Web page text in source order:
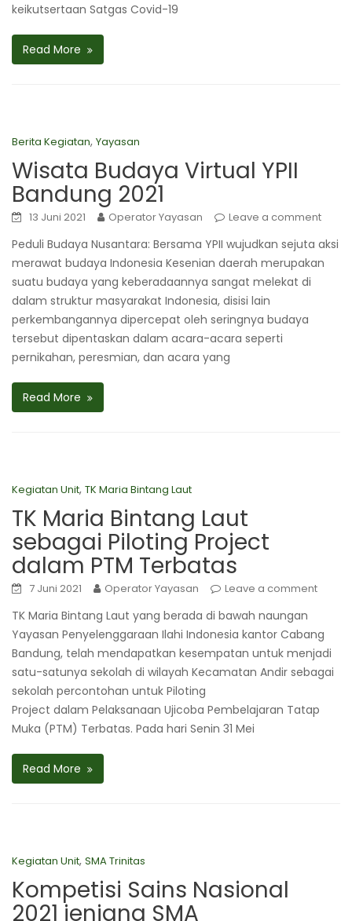
keikutsertaan Satgas Covid-19
Read More
Berita Kegiatan, Yayasan
Wisata Budaya Virtual YPII
Bandung 2021
13 Juni 2021 Operator Yayasan Leave a comment
Peduli Budaya Nusantara: Bersama YPII wujudkan sejuta aksi
merawat budaya Indonesia Kesenian daerah merupakan
suatu budaya yang keberadaannya sangat melekat di
dalam struktur masyarakat Indonesia, disisi lain
perkembangannya dipercepat oleh seringnya budaya
tersebut dipentaskan dalam acara-acara seperti
pernikahan, peresmian, dan acara yang
Read More
Kegiatan Unit, TK Maria Bintang Laut
TK Maria Bintang Laut
sebagai Piloting Project
dalam PTM Terbatas
7 Juni 2021 Operator Yayasan Leave a comment
TK Maria Bintang Laut yang berada di bawah naungan
Yayasan Penyelenggaraan Ilahi Indonesia kantor Cabang
Bandung, telah mendapatkan kesempatan untuk menjadi
satu-satunya sekolah di wilayah Kecamatan Andir sebagai
sekolah percontohan untuk Piloting
Project dalam Pelaksanaan Ujicoba Pembelajaran Tatap
Muka (PTM) Terbatas. Pada hari Senin 31 Mei
Read More
Kegiatan Unit, SMA Trinitas
Kompetisi Sains Nasional
2021 jenjang SMA